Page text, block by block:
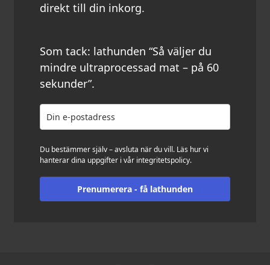
direkt till din inkorg.
Som tack: lathunden “Så väljer du
mindre ultraprocessad mat – på 60
sekunder”.
Du bestämmer själv – avsluta när du vill. Läs hur vi
hanterar dina uppgifter i vår integritetspolicy.
Prenumerera - få lathunden